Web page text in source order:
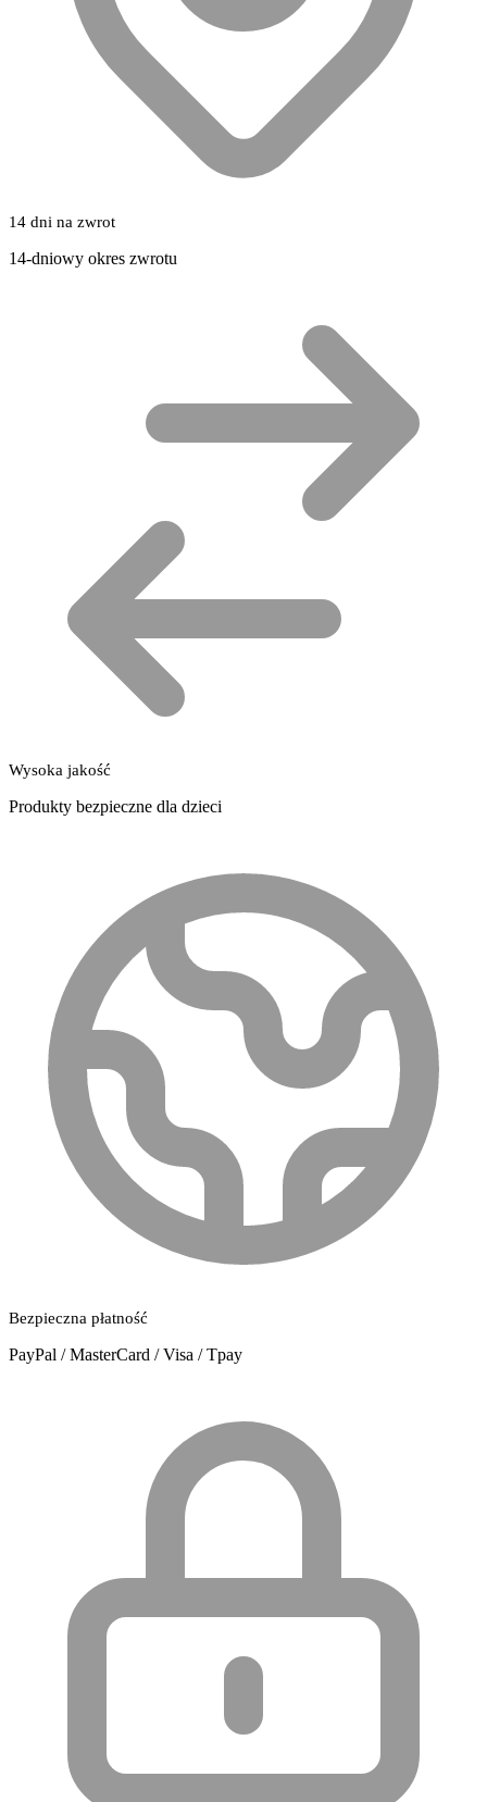
14 dni na zwrot
14-dniowy okres zwrotu
Wysoka jakość
Produkty bezpieczne dla dzieci
Bezpieczna płatność
PayPal / MasterCard / Visa / Tpay